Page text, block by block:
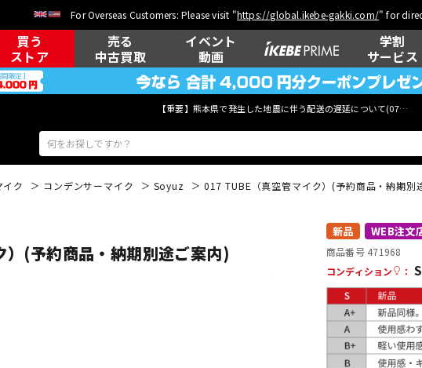
For Overseas Customers: Please visit "https://global.ikebe-gakki.com/" for
買う
ストア
売る
中古買取
イベント
動画
学割
サービス
【重要】熊本県で発生した地震に伴う配送の遅延について(07月29日
ウクレレ
その他楽器
レコーディ
イク コンデンサーマイク Soyuz 017 TUBE（真空管マイク）(予約商品・納期別
(予約商品・納期別途ご案内)
新品 WEB注文
商品番号 471968
コンディション
： S